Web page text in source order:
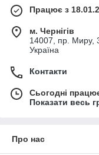
Працює з
м. Чернігів
14007, пр. Миру,
Україна
Контакти
Сьогодні
Показати весь
Про нас